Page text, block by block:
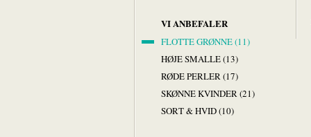
VI ANBEFALER
FLOTTE GRØNNE (11)
HØJE SMALLE (13)
RØDE PERLER (17)
SKØNNE KVINDER (21)
SORT & HVID (10)